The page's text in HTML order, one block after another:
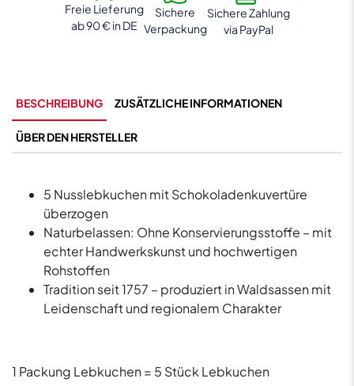
Freie Lieferung
ab 90 € in DE
Sichere
Verpackung
Sichere Zahlung
via PayPal
BESCHREIBUNG ZUSÄTZLICHE INFORMATIONEN
ÜBER DEN HERSTELLER
5 Nusslebkuchen mit Schokoladenkuvertüre
überzogen
Naturbelassen: Ohne Konservierungsstoffe – mit
echter Handwerkskunst und hochwertigen
Rohstoffen
Tradition seit 1757 – produziert in Waldsassen mit
Leidenschaft und regionalem Charakter
1 Packung Lebkuchen = 5 Stück Lebkuchen